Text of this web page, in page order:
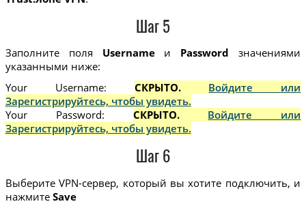
Шаг 5
Заполните поля Usernameи Password значениями
указанными ниже:
Your Username: СКРЫТО. Войдите или
Зарегистрируйтесь, чтобы увидеть.
Your Password: СКРЫТО. Войдите или
Зарегистрируйтесь, чтобы увидеть.
Шаг 6
Выберите VPN-сервер, который вы хотите подключить, и
нажмите Save